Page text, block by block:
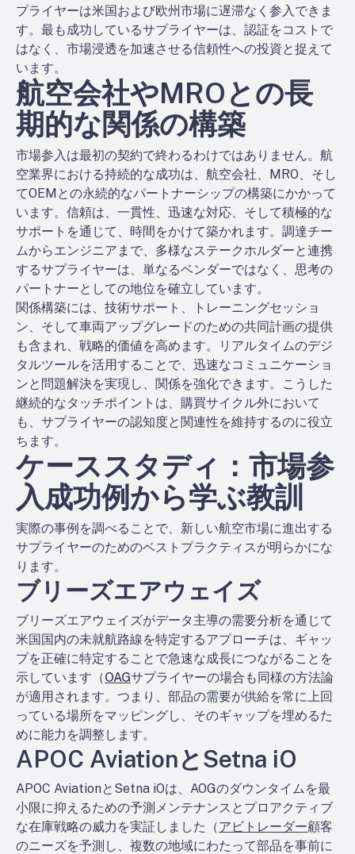
プライヤーは米国および欧州市場に遅滞なく参入できま
す。最も成功しているサプライヤーは、認証をコストで
はなく、市場浸透を加速させる信頼性への投資と捉えて
います。
航空会社やMROとの長
期的な関係の構築
市場参入は最初の契約で終わるわけではありません。航
空業界における持続的な成功は、航空会社、MRO、そし
てOEMとの永続的なパートナーシップの構築にかかって
います。信頼は、一貫性、迅速な対応、そして積極的な
サポートを通じて、時間をかけて築かれます。調達チー
ムからエンジニアまで、多様なステークホルダーと連携
するサプライヤーは、単なるベンダーではなく、思考の
パートナーとしての地位を確立しています。
関係構築には、技術サポート、トレーニングセッショ
ン、そして車両アップグレードのための共同計画の提供
も含まれ、戦略的価値を高めます。リアルタイムのデジ
タルツールを活用することで、迅速なコミュニケーショ
ンと問題解決を実現し、関係を強化できます。こうした
継続的なタッチポイントは、購買サイクル外において
も、サプライヤーの認知度と関連性を維持するのに役立
ちます。
ケーススタディ：市場参
入成功例から学ぶ教訓
実際の事例を調べることで、新しい航空市場に進出する
サプライヤーのためのベストプラクティスが明らかにな
ります。
ブリーズエアウェイズ
ブリーズエアウェイズがデータ主導の需要分析を通じて
米国国内の未就航路線を特定するアプローチは、ギャッ
プを正確に特定することで急速な成長につながることを
示しています（OAGサプライヤーの場合も同様の方法論
が適用されます。つまり、部品の需要が供給を常に上回
っている場所をマッピングし、そのギャップを埋めるた
めに能力を調整します。
APOC AviationとSetna iO
APOC AviationとSetna iOは、AOGのダウンタイムを最
小限に抑えるための予測メンテナンスとプロアクティブ
な在庫戦略の威力を実証しました（アビトレーダー顧客
のニーズを予測し、複数の地域にわたって部品を事前に